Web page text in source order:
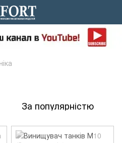
За популярністю